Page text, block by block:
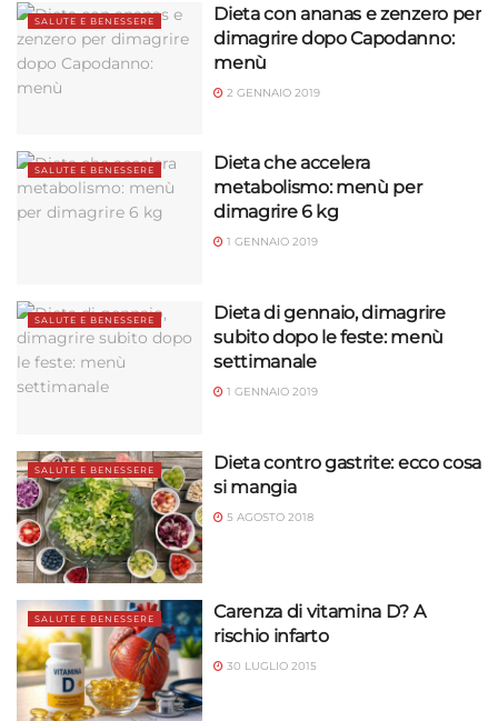
Garantire la sicurezza, prevenire e
rilevare frodi, correggere errori, Erogare
e presentare pubblicità e contenuto,
Salvare e comunicare le scelte sulla
SALUTE E BENESSERE
Dieta con ananas e zenzero per
dimagrire dopo Capodanno:
menù
2 GENNAIO 2019
SALUTE E BENESSERE
Dieta che accelera
metabolismo: menù per
dimagrire 6 kg
1 GENNAIO 2019
SALUTE E BENESSERE
Dieta di gennaio, dimagrire
subito dopo le feste: menù
settimanale
1 GENNAIO 2019
SALUTE E BENESSERE
Dieta contro gastrite: ecco cosa
si mangia
5 AGOSTO 2018
SALUTE E BENESSERE
Carenza di vitamina D? A
rischio infarto
30 LUGLIO 2015